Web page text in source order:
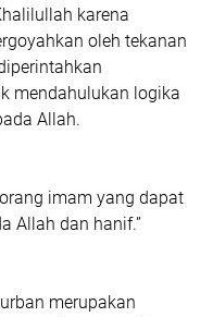
karena
oleh tekanan
mendahulukan logika
Allah.
imam yang dapat
Allah dan hanif.”
merupakan